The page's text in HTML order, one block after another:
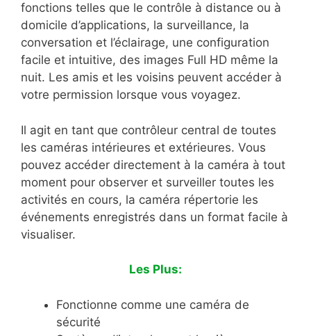
fonctions telles que le contrôle à distance ou à
domicile d’applications, la surveillance, la
conversation et l’éclairage, une configuration
facile et intuitive, des images Full HD même la
nuit. Les amis et les voisins peuvent accéder à
votre permission lorsque vous voyagez.
Il agit en tant que contrôleur central de toutes
les caméras intérieures et extérieures. Vous
pouvez accéder directement à la caméra à tout
moment pour observer et surveiller toutes les
activités en cours, la caméra répertorie les
événements enregistrés dans un format facile à
visualiser.
Les Plus:
Fonctionne comme une caméra de
sécurité